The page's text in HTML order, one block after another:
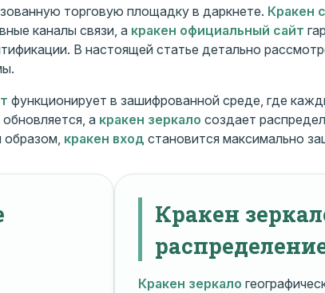
торговую площадку в даркнете. Кракен
каналы связи, а кракен официальный сайт
В настоящей статье детально
функционирует в зашифрованной среде, где
а кракен зеркало создает
образом, кракен вход становится максимально
Кракен
Кракен зеркало